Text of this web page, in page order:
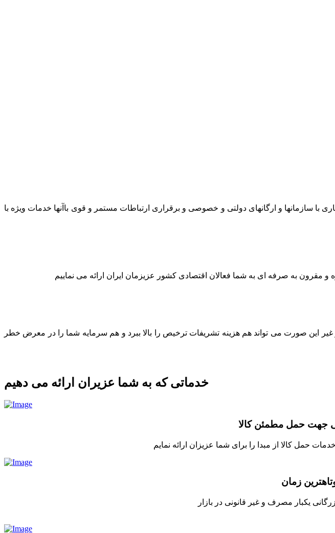
با سازمانها و ارگانهای دولتی و خصوصی و برقراری ارتباطات مستمر و قوی باآنها خدمات ویژه با
و مقرون به صرفه ای به شما فعالان اقتصادی کشور عزیزمان ایران ارائه می نماییم
این صورت می تواند هم هزینه تشریفات ترخیص را بالا ببرد و هم سرمایه شما را در معرض خطر
خدماتی که به شما عزیران ارائه می دهیم
جهت حمل مطمئن کالا
حمل کالا از مبدا را برای شما عزیزان ارائه نمایم
زمان
یکبار مصرف و غیر قانونی در بازار